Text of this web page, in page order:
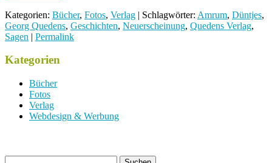
Kategorien: Bücher, Fotos, Verlag | Schlagwörter: Amrum, Düntjes,
Georg Quedens, Geschichten, Neuerscheinung, Quedens Verlag,
Sagen | Permalink
Kategorien
Bücher
Fotos
Verlag
Webdesign & Werbung